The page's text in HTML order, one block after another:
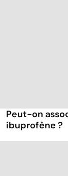
Peut-on
ibuprofène ?